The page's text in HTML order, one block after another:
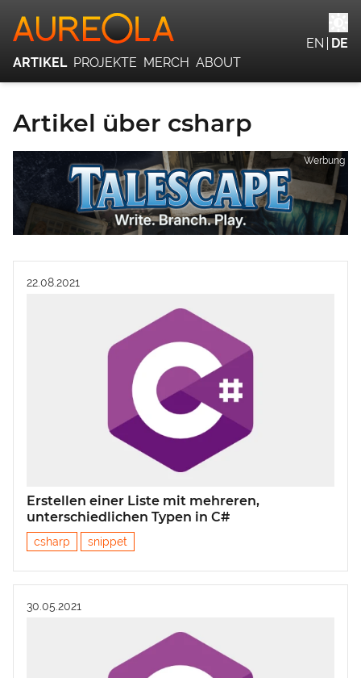
Artikel über csharp
Werbung
22.08.2021
Erstellen einer Liste mit mehreren,
unterschiedlichen Typen in C#
csharp snippet
30.05.2021
ARTIKEL PROJEKTE MERCH ABOUT
EN DE